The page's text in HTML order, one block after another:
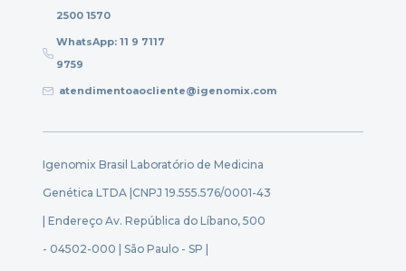
2500 1570
WhatsApp: 11 9 7117
9759
atendimentoaocliente@igenomix.com
Igenomix Brasil Laboratório de Medicina
Genética LTDA | CNPJ 19.555.576/0001-43
| Endereço Av. República do Líbano, 500
- 04502-000 | São Paulo - SP |